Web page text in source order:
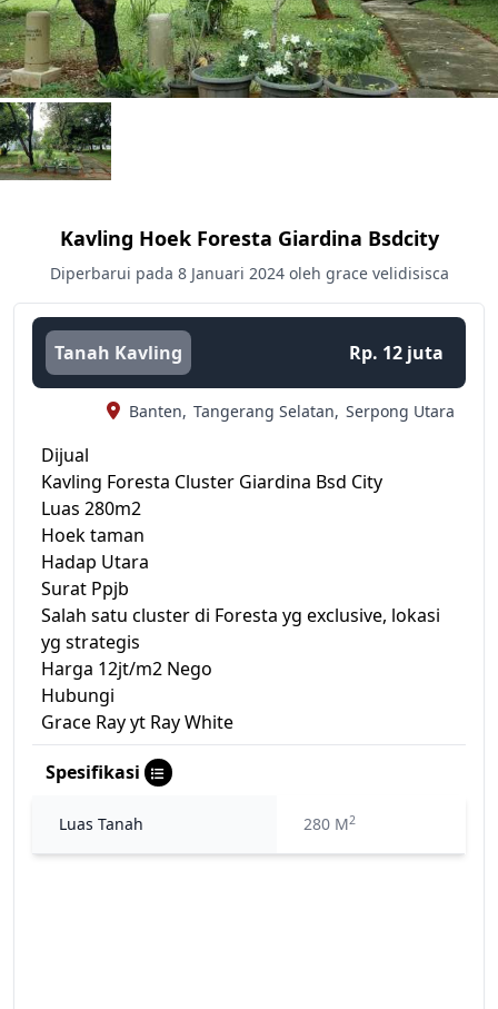
Kavling Hoek Foresta Giardina Bsdcity
Diperbarui pada 8 Januari 2024 oleh grace velidisisca
Tanah Kavling Rp. 12 juta
Banten, Tangerang Selatan, Serpong Utara
Dijual
Kavling Foresta Cluster Giardina Bsd City
Luas 280m2
Hoek taman
Hadap Utara
Surat Ppjb
Salah satu cluster di Foresta yg exclusive, lokasi
yg strategis
Harga 12jt/m2 Nego
Hubungi
Grace Ray yt Ray White
Spesifikasi
Luas Tanah 280 M2